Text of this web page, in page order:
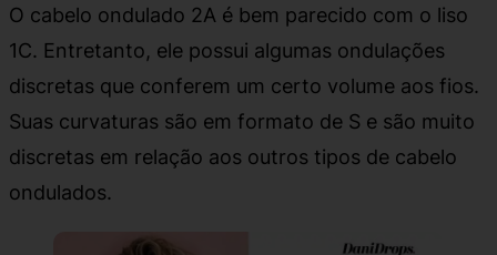
O cabelo ondulado 2A é bem parecido com o liso
1C. Entretanto, ele possui algumas ondulações
discretas que conferem um certo volume aos fios.
Suas curvaturas são em formato de S e são muito
discretas em relação aos outros tipos de cabelo
ondulados.